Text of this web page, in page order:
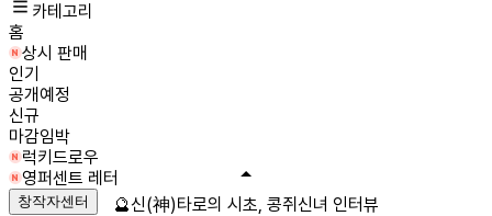
카테고리
홈
상시 판매
인기
공개예정
신규
마감임박
럭키드로우
영퍼센트 레터
창작자센터 🔮신(神)타로의 시초, 콩쥐신녀 인터뷰